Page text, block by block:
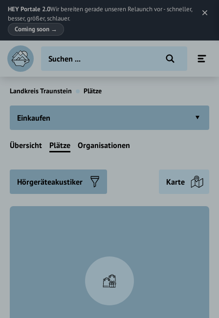
HEY Portale 2.0Wir bereiten gerade unseren Relaunch vor - schneller,
besser, größer, schlauer.
Coming soon →
Landkreis Traunstein Plätze
Einkaufen
Übersicht Plätze Organisationen
Hörgeräteakustiker Karte